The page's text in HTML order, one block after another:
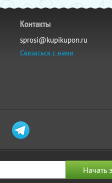
Контакты
sprosi@kupikupon.ru
Связаться с нами